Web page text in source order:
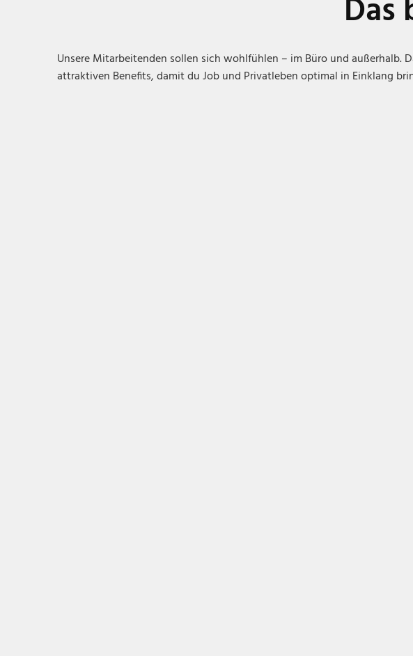
Unsere Mitarbeitenden sollen sich wohlfühlen – im Büro und außerhalb.
attraktiven Benefits, damit du Job und Privatleben optimal in Einklang